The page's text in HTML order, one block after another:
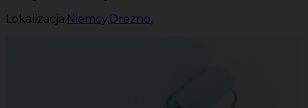
Lokalizacja:Niemcy,Drezno,